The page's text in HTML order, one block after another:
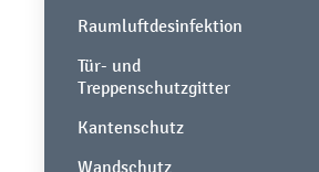
Raumluftdesinfektion
Tür- und
Treppenschutzgitter
Kantenschutz
Wandschutz